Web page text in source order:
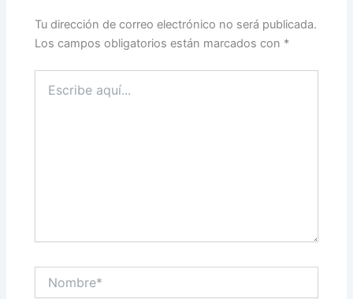
Tu dirección de correo electrónico no será publicada.
Los campos obligatorios están marcados con *
aquí...